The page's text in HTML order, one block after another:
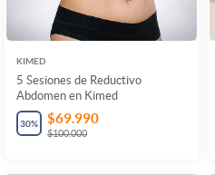
KIMED
5 Sesiones de Reductivo
Abdomen en Kimed
30% $69.990
$100.000